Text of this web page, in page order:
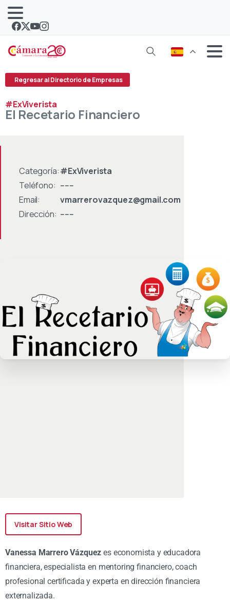
Regresar al Directorio de Empresas
#ExViverista
El Recetario Financiero
Categoría:#ExViverista
Teléfono: ------
Email:
vmarrerovazquez@gmail.com
Dirección: ------
Visitar Sitio Web
Vanessa Marrero Vázquez es economista y educadora
financiera, especialista en mentoring financiero, coach
profesional certificada y experta en dirección financiera
externalizada.